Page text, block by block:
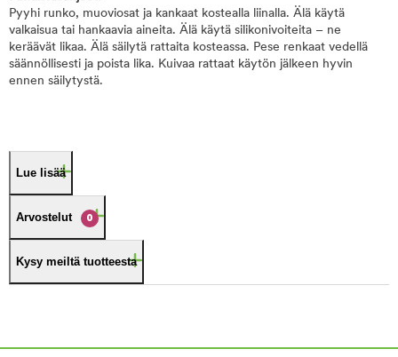
Pyyhi runko, muoviosat ja kankaat kostealla liinalla. Älä käytä
valkaisua tai hankaavia aineita. Älä käytä silikonivoiteita – ne
keräävät likaa. Älä säilytä rattaita kosteassa. Pese renkaat vedellä
säännöllisesti ja poista lika. Kuivaa rattaat käytön jälkeen hyvin
ennen säilytystä.
Lue lisää
Arvostelut 0
Kysy meiltä tuotteesta